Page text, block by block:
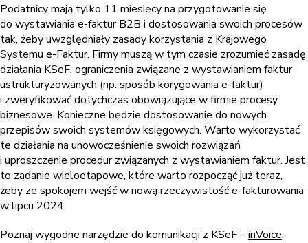
Podatnicy mają tylko 11 miesięcy na przygotowanie się
do wystawiania e-faktur B2B i dostosowania swoich procesów
tak, żeby uwzględniały zasady korzystania z Krajowego
Systemu e-Faktur. Firmy muszą w tym czasie zrozumieć zasadę
działania KSeF, ograniczenia związane z wystawianiem faktur
ustrukturyzowanych (np. sposób korygowania e-faktur)
i zweryfikować dotychczas obowiązujące w firmie procesy
biznesowe. Konieczne będzie dostosowanie do nowych
przepisów swoich systemów księgowych. Warto wykorzystać
te działania na unowocześnienie swoich rozwiązań
i uproszczenie procedur związanych z wystawianiem faktur. Jest
to zadanie wieloetapowe, które warto rozpocząć już teraz,
żeby ze spokojem wejść w nową rzeczywistość e-fakturowania
w lipcu 2024.
Poznaj wygodne narzędzie do komunikacji z KSeF –inVoice.